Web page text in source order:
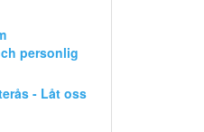
personlig
- Låt oss